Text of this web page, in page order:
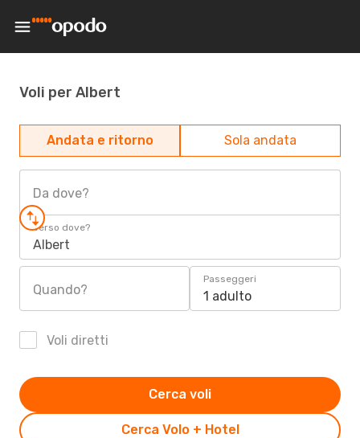
Voli per Albert
Andata e ritorno Sola andata
Da dove?
Verso dove?
Albert
Quando?
Passeggeri
1 adulto
Voli diretti
Cerca Volo + Hotel
Cerca voli